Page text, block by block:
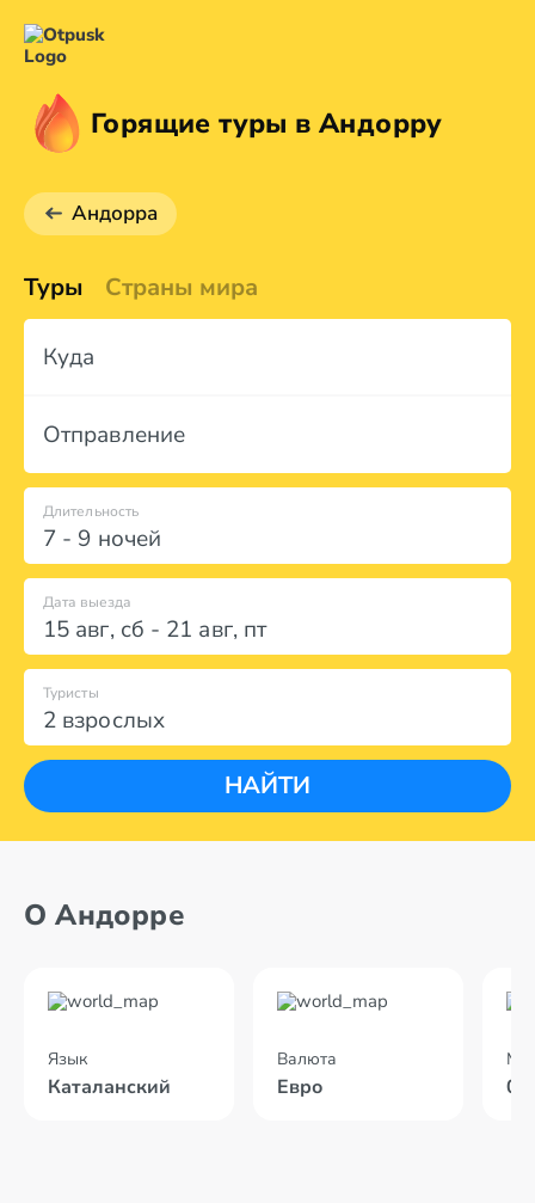
Горящие туры в Андорру
Андорра
Туры Страны мира
Куда
Отправление
7 - 9 ночей
Длительность
Дата выезда
15 авг, сб - 21 авг, пт
2 взрослых
Туристы
НАЙТИ
О Андорре
Язык
Каталанский
Валюта
Евро